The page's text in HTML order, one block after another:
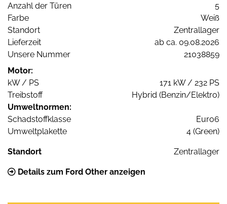
Anzahl der Türen
5
Farbe
Weiß
Standort
Zentrallager
Lieferzeit
ab ca. 09.08.2026
Unsere Nummer
21038859
Motor:
kW / PS
171 kW / 232 PS
Treibstoff
Hybrid (Benzin/Elektro)
Umweltnormen:
Schadstoffklasse
Euro6
Umweltplakette
4 (Green)
Standort Zentrallager
Details zum Ford Other anzeigen